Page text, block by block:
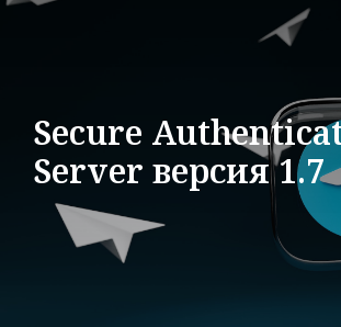
Secure
Server версия 1.7